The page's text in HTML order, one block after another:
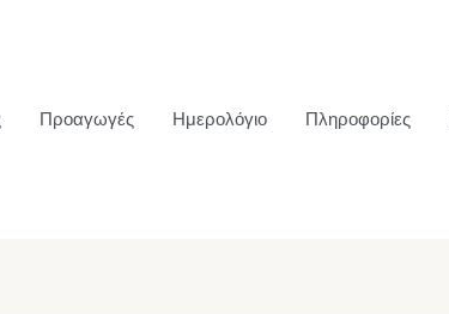
Προαγωγές Ημερολόγιο Πληροφορίες